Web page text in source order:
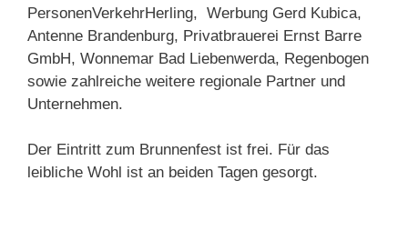
PersonenVerkehrHerling, Werbung Gerd Kubica,
Antenne Brandenburg, Privatbrauerei Ernst Barre
GmbH, Wonnemar Bad Liebenwerda, Regenbogen
sowie zahlreiche weitere regionale Partner und
Unternehmen.
Der Eintritt zum Brunnenfest ist frei. Für das
leibliche Wohl ist an beiden Tagen gesorgt.